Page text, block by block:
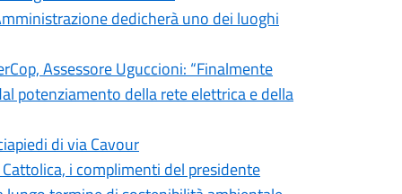
dedicherà uno dei luoghi
Assessore Uguccioni: “Finalmente
potenziamento della rete elettrica e della
di via Cavour
i complimenti del presidente